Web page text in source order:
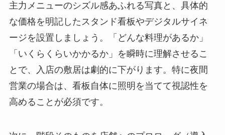
主力メニューのシズル感あふれる写真と、具体的
な価格を明記したスタンド看板やデジタルサイネ
ージを設置しましょう。「どんな料理があるか」
「いくらくらいかかるか」を瞬時に理解させるこ
とで、入店の敷居は劇的に下がります。特に夜間
営業の場合は、看板自体に照明を当てて視認性を
高めることが必須です。